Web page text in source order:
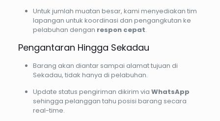
Untuk jumlah muatan besar, kami menyediakan tim
lapangan untuk koordinasi dan pengangkutan ke
pelabuhan dengan respon cepat.
Pengantaran Hingga Sekadau
Barang akan diantar sampai alamat tujuan di
Sekadau, tidak hanya di pelabuhan.
Update status pengiriman dikirim via WhatsApp
sehingga pelanggan tahu posisi barang secara
real-time.